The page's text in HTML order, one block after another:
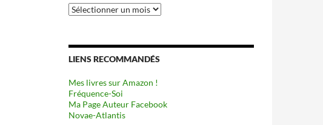
Archives
LIENS RECOMMANDÉS
Mes livres sur Amazon !
Fréquence-Soi
Ma Page Auteur Facebook
Novae-Atlantis